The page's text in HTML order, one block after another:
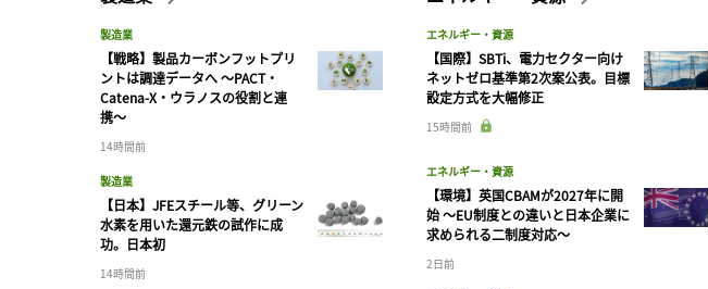
製造業
【戦略】製品カーボンフットプリ
ントは調達データへ 〜PACT・
Catena-X・ウラノスの役割と連
携〜
14時間前
製造業
【日本】JFEスチール等、グリーン
水素を用いた還元鉄の試作に成
功。日本初
14時間前
エネルギー・資源
【国際】SBTi、電力セクター向け
ネットゼロ基準第2次案公表。目標
設定方式を大幅修正
15時間前
エネルギー・資源
【環境】英国CBAMが2027年に開
始 〜EU制度との違いと日本企業に
求められる二制度対応〜
2日前